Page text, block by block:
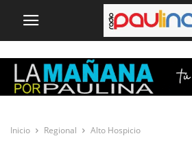
Inicio Regional Alto Hospicio